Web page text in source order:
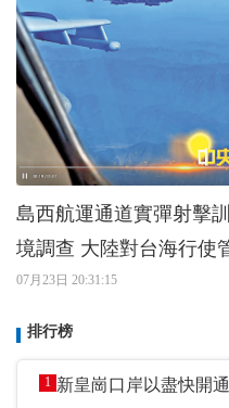
島西航運通道實彈射擊訓練 島東海域漁業資
境調查 大陸對台海
07月23日 20:31:15
排行榜
1